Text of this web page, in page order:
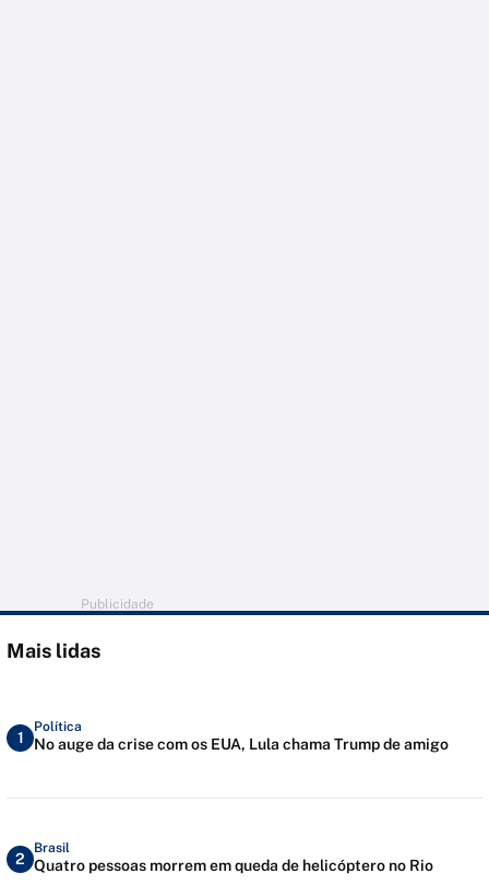
Publicidade
Mais lidas
1
Política
No auge da crise com os EUA, Lula chama Trump de amigo
2
Brasil
Quatro pessoas morrem em queda de helicóptero no Rio